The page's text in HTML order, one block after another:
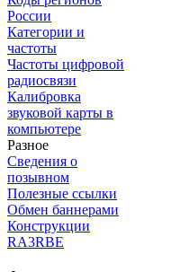
России
Категории и
частоты
Частоты цифровой
радиосвязи
Калибровка
звуковой карты в
компьютере
Разное
Сведения о
позывном
Полезные ссылки
Обмен баннерами
Конструкции
RA3RBE